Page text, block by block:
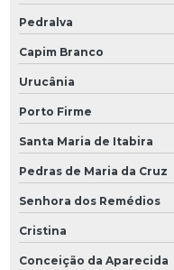
Pedralva
Capim Branco
Urucânia
Porto Firme
Santa Maria de Itabira
Pedras de Maria da Cruz
Senhora dos Remédios
Cristina
Conceição da Aparecida